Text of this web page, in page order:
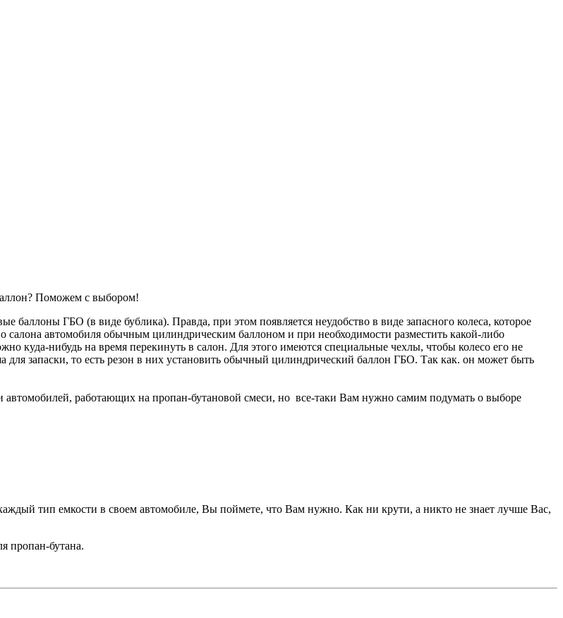
Поможем с выбором!
баллоны ГБО (в виде бублика). Правда, при этом появляется неудобство в виде запасного колеса, которое
салона автомобиля обычным цилиндрическим баллоном и при необходимости разместить какой-либо
куда-нибудь на время перекинуть в салон. Для этого имеются специальные чехлы, чтобы колесо его не
запаски, то есть резон в них установить обычный цилиндрический баллон ГБО. Так как. он может быть
работающих на пропан-бутановой смеси, но все-таки Вам нужно самим подумать о выборе
тип емкости в своем автомобиле, Вы поймете, что Вам нужно. Как ни крути, а никто не знает лучше Вас,
пропан-бутана.